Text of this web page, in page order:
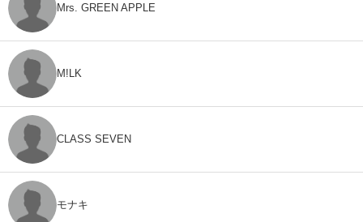
Mrs. GREEN APPLE
M!LK
CLASS SEVEN
モナキ